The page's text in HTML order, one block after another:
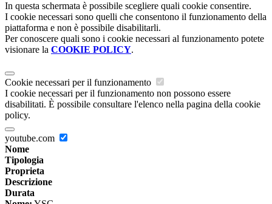
In questa schermata è possibile scegliere quali cookie consentire.
I cookie necessari sono quelli che consentono il funzionamento della
piattaforma e non è possibile disabilitarli.
Per conoscere quali sono i cookie necessari al funzionamento potete
visionare la COOKIE POLICY.
Cookie necessari per il funzionamento
I cookie necessari per il funzionamento non possono essere
disabilitati. È possibile consultare l'elenco nella pagina della cookie
policy.
youtube.com
Nome
Tipologia
Proprieta
Descrizione
Durata